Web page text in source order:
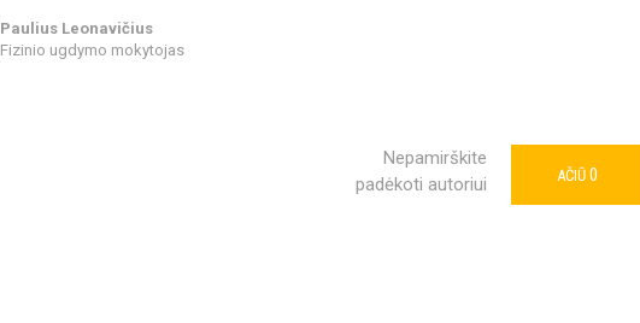
Paulius Leonavičius
Fizinio ugdymo mokytojas
Nepamirškite
padėkoti autoriui
AČIŪ 0